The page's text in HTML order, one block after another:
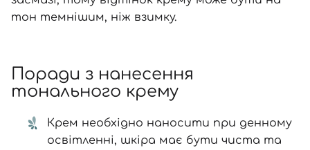
тон темнішим, ніж взимку.
Поради з нанесення
тонального крему
Крем необхідно наносити при денному
освітленні, шкіра має бути чиста та